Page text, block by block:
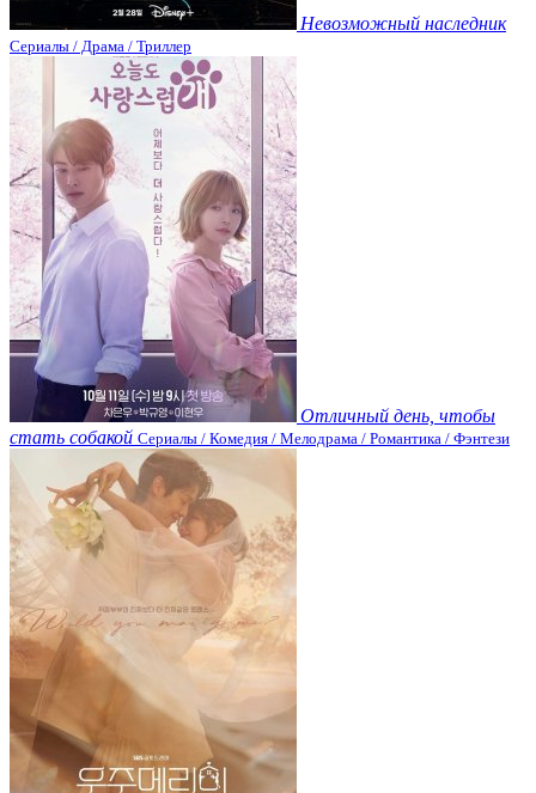
Невозможный наследник
Сериалы / Драма / Триллер
Отличный день, чтобы
стать собакой Сериалы / Комедия / Мелодрама / Романтика / Фэнтези